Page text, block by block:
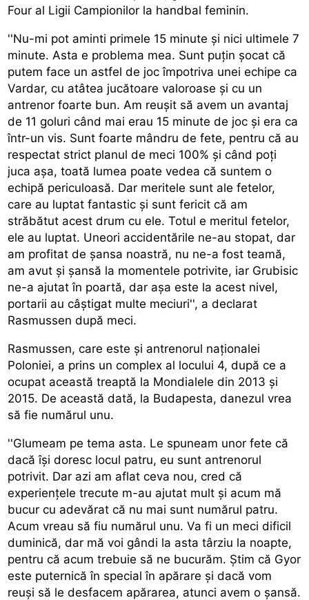
Four al Ligii Campionilor la handbal feminin.
''Nu-mi pot aminti primele 15 minute și nici ultimele 7
minute. Asta e problema mea. Sunt puțin șocat că
putem face un astfel de joc împotriva unei echipe ca
Vardar, cu atâtea jucătoare valoroase și cu un
antrenor foarte bun. Am reușit să avem un avantaj
de 11 goluri când mai erau 15 minute de joc și era ca
într-un vis. Sunt foarte mândru de fete, pentru că au
respectat strict planul de meci 100% și când poți
juca așa, toată lumea poate vedea că suntem o
echipă periculoasă. Dar meritele sunt ale fetelor,
care au luptat fantastic și sunt fericit că am
străbătut acest drum cu ele. Totul e meritul fetelor,
ele au luptat. Uneori accidentările ne-au stopat, dar
am profitat de șansa noastră, nu ne-a fost teamă,
am avut și șansă la momentele potrivite, iar Grubisic
ne-a ajutat în poartă, dar așa este la acest nivel,
portarii au câștigat multe meciuri'', a declarat
Rasmussen după meci.
Rasmussen, care este și antrenorul naționalei
Poloniei, a prins un complex al locului 4, după ce a
ocupat această treaptă la Mondialele din 2013 și
2015. De această dată, la Budapesta, danezul vrea
să fie numărul unu.
''Glumeam pe tema asta. Le spuneam unor fete că
dacă își doresc locul patru, eu sunt antrenorul
potrivit. Dar azi am aflat ceva nou, cred că
experiențele trecute m-au ajutat mult și acum mă
bucur cu adevărat că nu mai sunt numărul patru.
Acum vreau să fiu numărul unu. Va fi un meci dificil
duminică, dar mă voi gândi la asta târziu la noapte,
pentru că acum trebuie să ne bucurăm. Știm că Gyor
este puternică în special în apărare și dacă vom
reuși să le desfacem apărarea, atunci avem o șansă.